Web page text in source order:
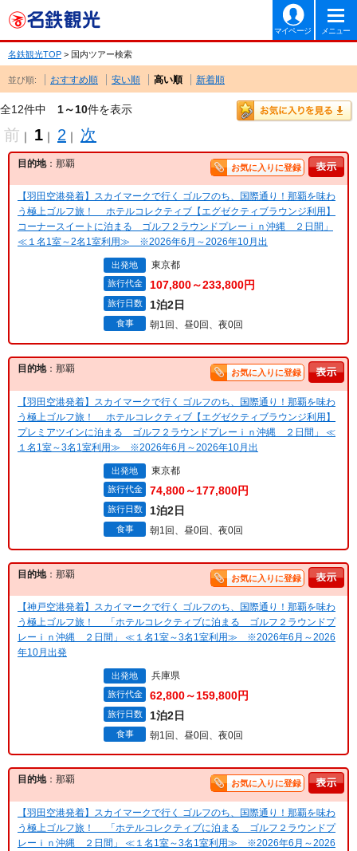
マイページ メニュー
名鉄観光TOP > 国内ツアー検索
並び順: おすすめ順 安い順 高い順 新着順
全12件中 1～10件を表示
前 ｜ 1 ｜ 2 ｜ 次
目的地：那覇 お気に入りに登録
【羽田空港発着】スカイマークで行く ゴルフのち、国際通り！那覇を味わ
う極上ゴルフ旅！ ホテルコレクティブ【エグゼクティブラウンジ利用】
コーナースイートに泊まる ゴルフ２ラウンドプレーｉｎ沖縄 ２日間」
≪１名1室～2名1室利用≫ ※2026年6月～2026年10月出
出発地 東京都
旅行代金 107,800～233,800円
旅行日数 1泊2日
食事 朝1回、昼0回、夜0回
目的地：那覇 お気に入りに登録
【羽田空港発着】スカイマークで行く ゴルフのち、国際通り！那覇を味わ
う極上ゴルフ旅！ ホテルコレクティブ【エグゼクティブラウンジ利用】
プレミアツインに泊まる ゴルフ２ラウンドプレーｉｎ沖縄 ２日間」 ≪
１名1室～3名1室利用≫ ※2026年6月～2026年10月出
出発地 東京都
旅行代金 74,800～177,800円
旅行日数 1泊2日
食事 朝1回、昼0回、夜0回
目的地：那覇 お気に入りに登録
【神戸空港発着】スカイマークで行く ゴルフのち、国際通り！那覇を味わ
う極上ゴルフ旅！ 「ホテルコレクティブに泊まる ゴルフ２ラウンドプ
レーｉｎ沖縄 ２日間」 ≪１名1室～3名1室利用≫ ※2026年6月～2026
年10月出発
出発地 兵庫県
旅行代金 62,800～159,800円
旅行日数 1泊2日
食事 朝1回、昼0回、夜0回
目的地：那覇 お気に入りに登録
【羽田空港発着】スカイマークで行く ゴルフのち、国際通り！那覇を味わ
う極上ゴルフ旅！ 「ホテルコレクティブに泊まる ゴルフ２ラウンドプ
レーｉｎ沖縄 ２日間」 ≪１名1室～3名1室利用≫ ※2026年6月～2026